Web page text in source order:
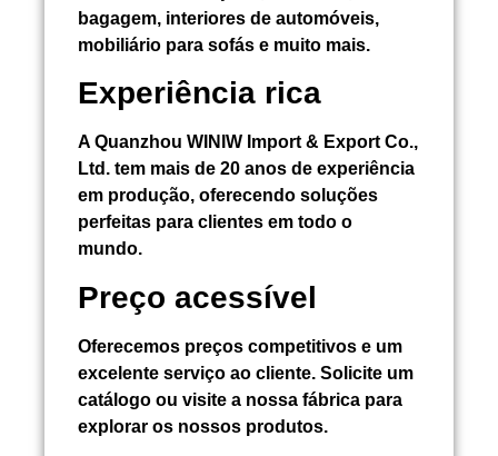
bagagem, interiores de automóveis,
mobiliário para sofás e muito mais.
Experiência rica
A Quanzhou WINIW Import & Export Co.,
Ltd. tem mais de 20 anos de experiência
em produção, oferecendo soluções
perfeitas para clientes em todo o
mundo.
Preço acessível
Oferecemos preços competitivos e um
excelente serviço ao cliente. Solicite um
catálogo ou visite a nossa fábrica para
explorar os nossos produtos.